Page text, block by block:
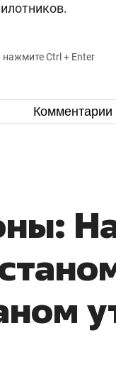
нажмите Ctrl + Enter
Комментарии